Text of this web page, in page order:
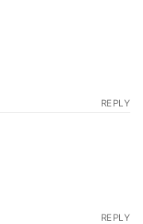
REPLY
REPLY